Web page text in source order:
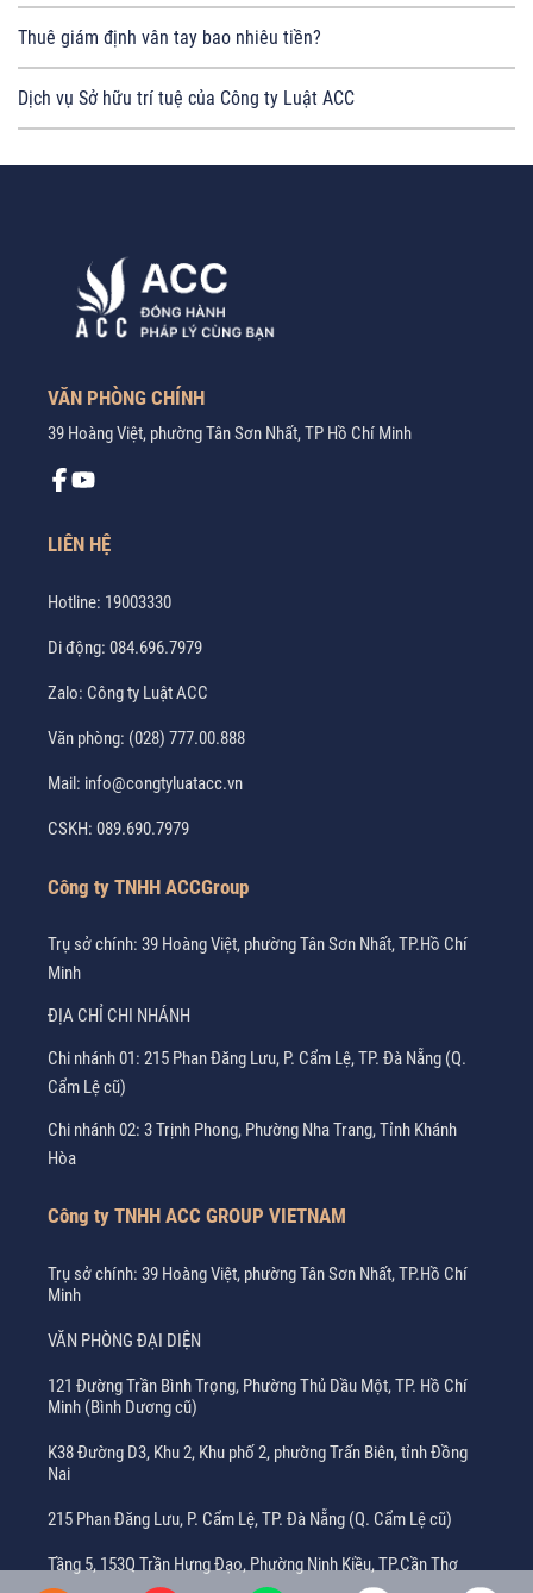
Thuê giám định vân tay bao nhiêu tiền?
Dịch vụ Sở hữu trí tuệ của Công ty Luật ACC
VĂN PHÒNG CHÍNH
39 Hoàng Việt, phường Tân Sơn Nhất, TP Hồ Chí Minh
LIÊN HỆ
Hotline: 19003330
Di động: 084.696.7979
Zalo: Công ty Luật ACC
Văn phòng: (028) 777.00.888
Mail: info@congtyluatacc.vn
CSKH: 089.690.7979
Công ty TNHH ACCGroup
Trụ sở chính: 39 Hoàng Việt, phường Tân Sơn Nhất, TP.Hồ Chí
Minh
ĐỊA CHỈ CHI NHÁNH
Chi nhánh 01: 215 Phan Đăng Lưu, P. Cẩm Lệ, TP. Đà Nẵng (Q.
Cẩm Lệ cũ)
Chi nhánh 02: 3 Trịnh Phong, Phường Nha Trang, Tỉnh Khánh
Hòa
Công ty TNHH ACC GROUP VIETNAM
Trụ sở chính: 39 Hoàng Việt, phường Tân Sơn Nhất, TP.Hồ Chí
Minh
VĂN PHÒNG ĐẠI DIỆN
121 Đường Trần Bình Trọng, Phường Thủ Dầu Một, TP. Hồ Chí
Minh (Bình Dương cũ)
K38 Đường D3, Khu 2, Khu phố 2, phường Trấn Biên, tỉnh Đồng
Nai
215 Phan Đăng Lưu, P. Cẩm Lệ, TP. Đà Nẵng (Q. Cẩm Lệ cũ)
Tầng 5, 153Q Trần Hưng Đạo, Phường Ninh Kiều, TP.Cần Thơ